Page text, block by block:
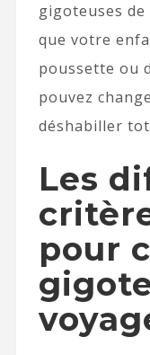
gigoteuses
que votre
poussette ou
pouvez
déshabiller
Les
pour